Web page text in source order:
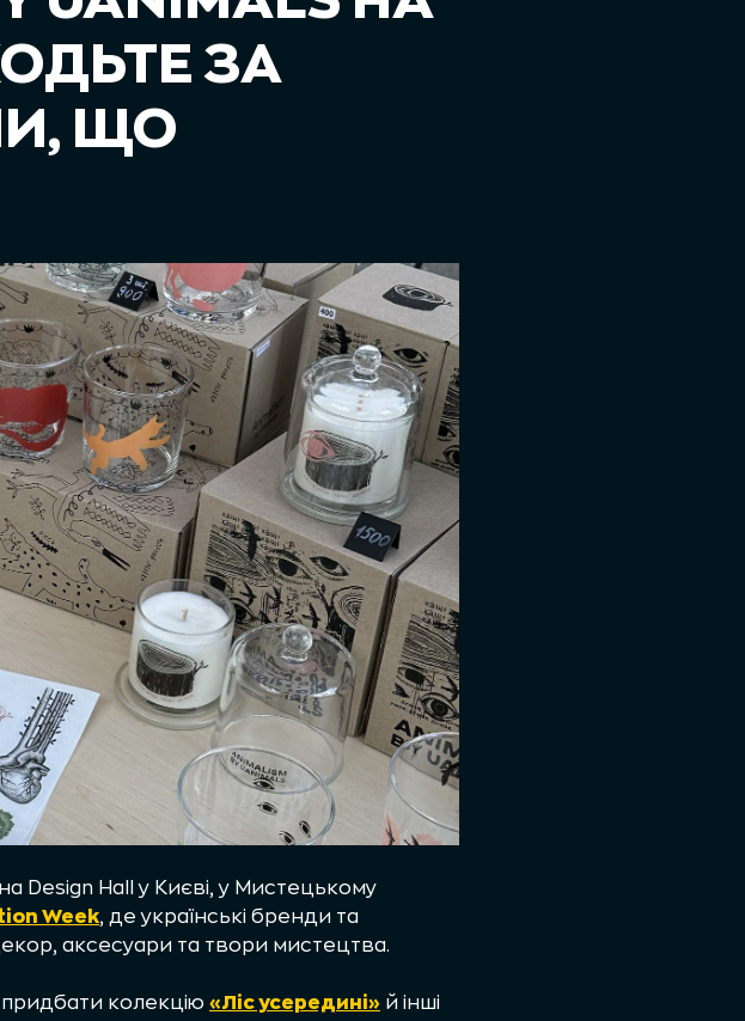
ЗА
ЩО
Design Hall у Києві, у Мистецькому
Week, де українські бренди та
аксесуари та твори мистецтва.
колекцію «Ліс усередині» й інші